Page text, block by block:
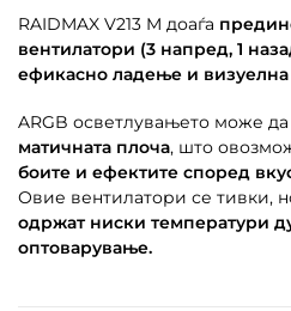
RAIDMAX V213 M доаѓа
вентилатори (3 напред, 1
ефикасно ладење и
ARGB осветлувањето може да
матичната плоча, што
боите и ефектите според
Овие вентилатори се тивки,
одржат ниски температури
оптоварување.